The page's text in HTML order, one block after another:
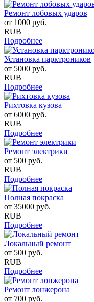
Ремонт лобовых ударов
от 1000 руб.
RUB
Подробнее
Установка парктроников
от 5000 руб.
RUB
Подробнее
Рихтовка кузова
от 6000 руб.
RUB
Подробнее
Ремонт электрики
от 500 руб.
RUB
Подробнее
Полная покраска
от 35000 руб.
RUB
Подробнее
Локальный ремонт
от 500 руб.
RUB
Подробнее
Ремонт лонжерона
от 700 руб.